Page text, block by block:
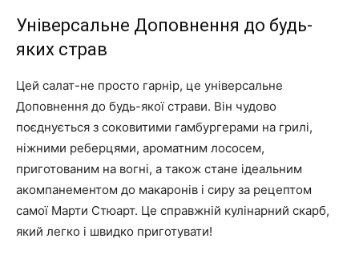
Універсальне Доповнення до будь-
яких страв
Цей салат-не просто гарнір, це універсальне
Доповнення до будь-якої страви. Він чудово
поєднується з соковитими гамбургерами на грилі,
ніжними реберцями, ароматним лососем,
приготованим на вогні, а також стане ідеальним
акомпанементом до макаронів і сиру за рецептом
самої Марти Стюарт. Це справжній кулінарний скарб,
який легко і швидко приготувати!